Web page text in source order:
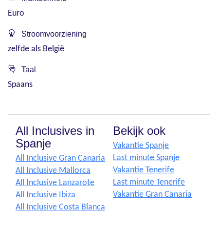
Euro
Stroomvoorziening
zelfde als België
Taal
Spaans
All Inclusives in
Spanje
All Inclusive Gran Canaria
All Inclusive Mallorca
All Inclusive Lanzarote
All Inclusive Ibiza
All Inclusive Costa Blanca
Bekijk ook
Vakantie Spanje
Last minute Spanje
Vakantie Tenerife
Last minute Tenerife
Vakantie Gran Canaria